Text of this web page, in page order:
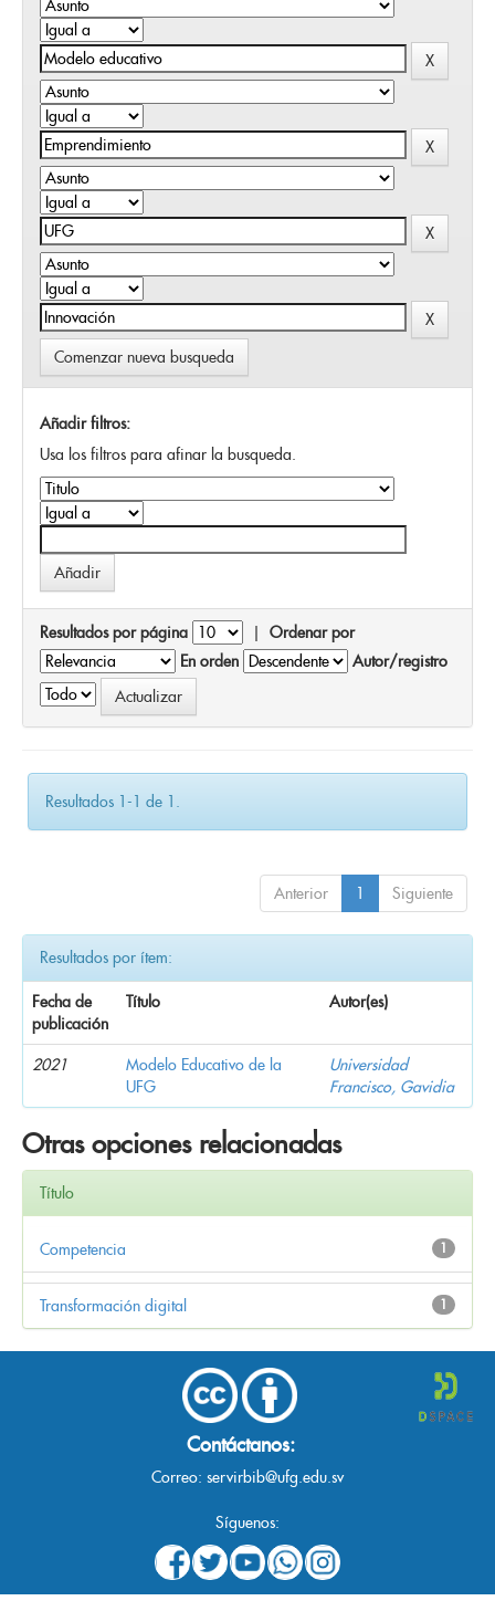
Comenzar nueva busqueda
Añadir filtros:
Usa los filtros para afinar la busqueda.
Resultados por página | Ordenar por
En orden
Autor/registro
Resultados 1-1 de 1.
Anterior 1 Siguiente
Resultados por ítem:
Fecha de
publicación
Título Autor(es)
2021
Modelo Educativo de la
UFG
Universidad
Francisco, Gavidia
Otras opciones relacionadas
Título
1
Competencia
1
Transformación digital
Contáctanos:
Correo: servirbib@ufg.edu.sv
Síguenos: